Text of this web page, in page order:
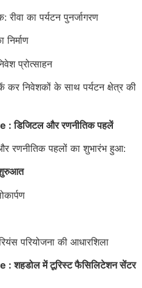
का पर्यटन पुनर्जागरण
प्रोत्साहन
निवेशकों के साथ पर्यटन क्षेत्र की
डिजिटल और रणनीतिक पहलें
रणनीतिक पहलों का शुभारंभ हुआ:
शुरुआत
परियोजना की आधारशिला
शहडोल में टूरिस्ट फैसिलिटेशन सेंटर